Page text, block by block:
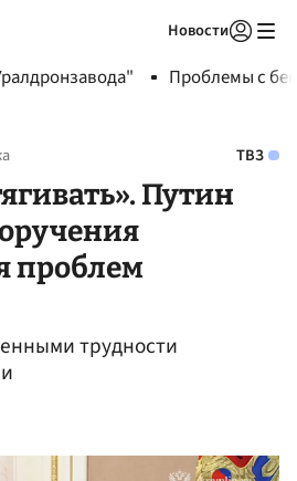
Новости
Проблемы с
ТВЗ
Путин
проблем
трудности